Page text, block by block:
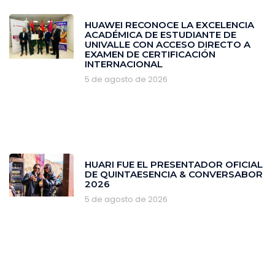
HUAWEI RECONOCE LA EXCELENCIA
ACADÉMICA DE ESTUDIANTE DE
UNIVALLE CON ACCESO DIRECTO A
EXAMEN DE CERTIFICACIÓN
INTERNACIONAL
5 de agosto de 2026
HUARI FUE EL PRESENTADOR OFICIAL
DE QUINTAESENCIA & CONVERSABOR
2026
5 de agosto de 2026